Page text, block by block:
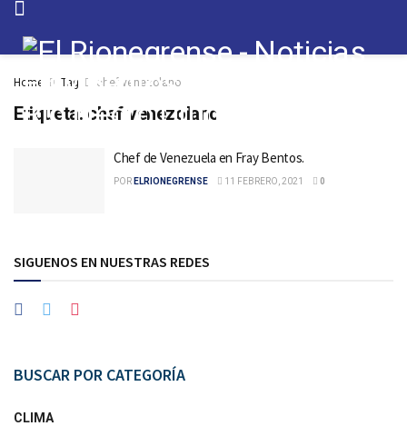
Home Tag chef venezolano
Etiqueta: chef venezolano
Chef de Venezuela en Fray Bentos.
POR ELRIONEGRENSE 11 FEBRERO, 2021 0
SIGUENOS EN NUESTRAS REDES
BUSCAR POR CATEGORÍA
CLIMA